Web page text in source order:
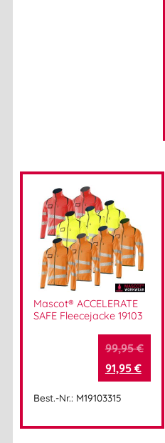
Mascot® ACCELERATE
SAFE Fleecejacke 19103
99,95€
91,95 €
Best.-Nr.: M19103315